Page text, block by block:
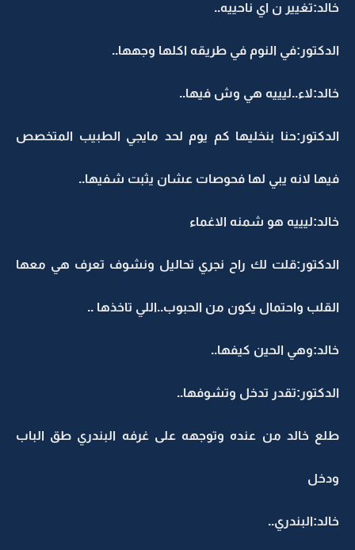
خالد:تغيير ن اي ناحييه..
الدكتور:في النوم في طريقه اكلها وجهها..
خالد:لاء..ليييه هي وش فيها..
الدكتور:حنا بنخليها كم يوم لحد مايجي الطبيب المتخصص
فيها لانه يبي لها فحوصات عشان يثبت شفيها..
خالد:ليييه هو شمنه الاغماء
الدكتور:قلت لك راح نجري تحاليل ونشوف تعرف هي معها
القلب واحتمال يكون من الحبوب..اللي تاخذها ..
خالد:وهي الحين كيفها..
الدكتور:تقدر تدخل وتشوفها..
طلع خالد من عنده وتوجهه على غرفه البندري طق الباب
ودخل
خالد:البندري..